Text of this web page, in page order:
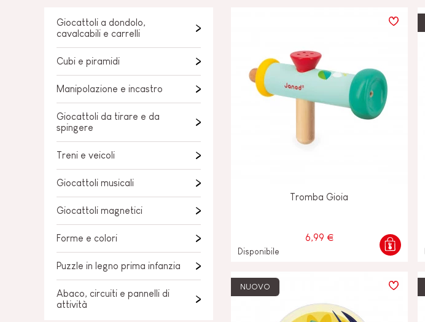
MOTORI
GIOCATTOLI DI
MINI UNIVERSI
LAVAGNE, MOBILI E
PEZZI STACCATI
Giocattoli a dondolo,
cavalcabili e carrelli
Cubi e piramidi
Manipolazione e incastro
Giocattoli da tirare e da
spingere
Treni e veicoli
Giocattoli musicali
Giocattoli magnetici
Forme e colori
Puzzle in legno prima infanzia
Abaco, circuiti e pannelli di
attività
Tromba Gioia
6,99 €
Disponibile
NUOVO